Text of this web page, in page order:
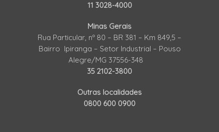
11 3028-4000
Minas Gerais
Rua Particular, nº 80 – BR 381 – Km 849,5 –
Bairro Ipiranga – Setor Industrial – Pouso
Alegre/MG 37556-348
35 2102-3800
Outras localidades
0800 600 0900